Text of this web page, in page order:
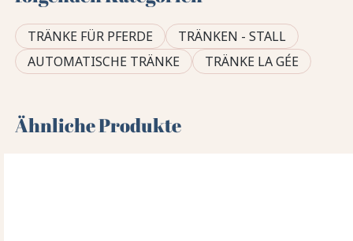
TRÄNKE FÜR PFERDE
TRÄNKEN - STALL
AUTOMATISCHE TRÄNKE
TRÄNKE LA GÉE
Ähnliche Produkte